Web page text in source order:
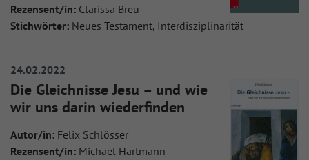
Rezensent/in: Clarissa Breu
Stichwörter: Neues Testament, Interdisziplinarität
24.02.2022
Die Gleichnisse Jesu – und wie
wir uns darin wiederfinden
Autor/in: Felix Schlösser
Rezensent/in: Michael Hartmann